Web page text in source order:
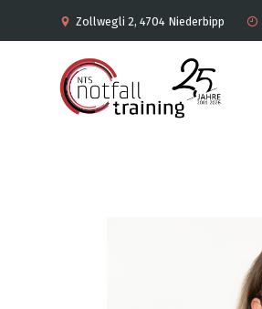
Zollwegli 2, 4704 Niederbipp